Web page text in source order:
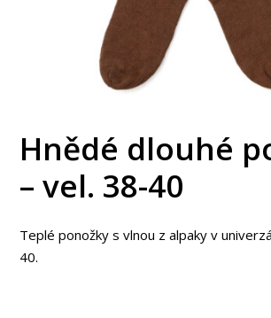
Hnědé dlouhé
– vel. 38-40
Teplé ponožky s vlnou z alpaky v
40.